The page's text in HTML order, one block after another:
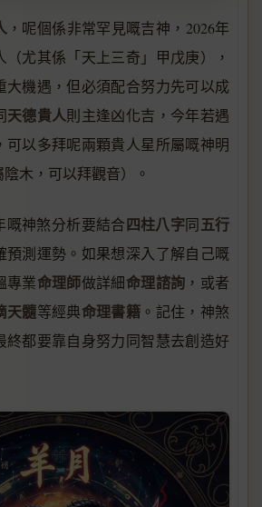
，呢個係非常罕見嘅吉神，2026年
尤其係「天上三奇」甲戊庚），
大機遇，但必須配合努力先可以成
天德貴人則主逢凶化吉，今年若遇
可以多拜呢兩顆貴人星所屬嘅神明
陰木，可以拜觀音）。
嘅神煞分析要結合四柱八字同五行
預測運勢。如果想深入了解自己嘅
專業命理師做詳細命理諮詢 ，或者
天髓等經典命理書籍 。記住，神煞
終都要靠自身努力同智慧去創造好